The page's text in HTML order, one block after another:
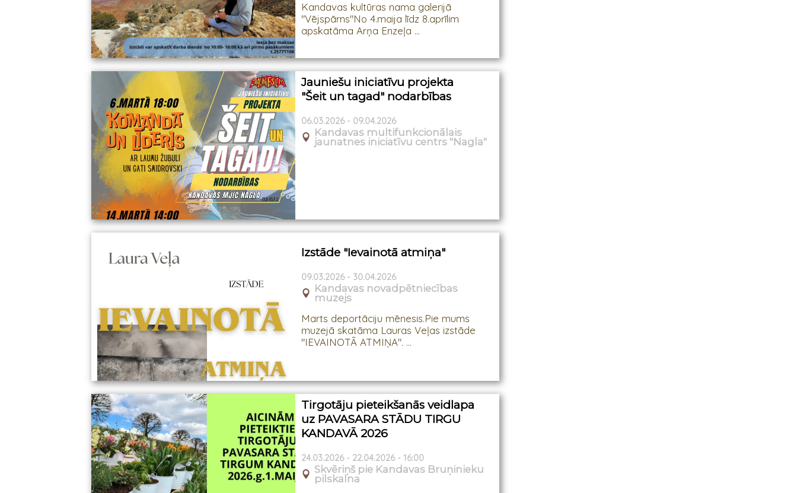
Kandavas kultūras nama galerijā
"Vējspārns"No 4.maija līdz 8.aprīlim
apskatāma Arņa Enzeļa ...
Jauniešu iniciatīvu projekta
"Šeit un tagad" nodarbības
06.03.2026 - 09.04.2026
Kandavas multifunkcionālais
jaunatnes iniciatīvu centrs "Nagla"
Izstāde "Ievainotā atmiņa"
09.03.2026 - 30.04.2026
Kandavas novadpētniecības
muzejs
Marts deportāciju mēnesis.Pie mums
muzejā skatāma Lauras Veļas izstāde
"IEVAINOTĀ ATMIŅA". ...
Tirgotāju pieteikšanās veidlapa
uz PAVASARA STĀDU TIRGU
KANDAVĀ 2026
24.03.2026 - 22.04.2026 - 16:00
Skvēriņš pie Kandavas Bruņinieku
pilskalna